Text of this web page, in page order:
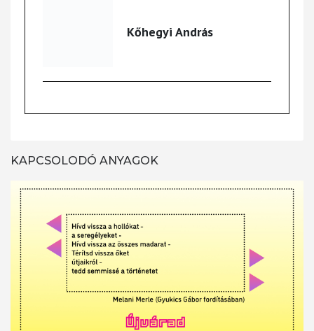
Kőhegyi András
KAPCSOLODÓ ANYAGOK